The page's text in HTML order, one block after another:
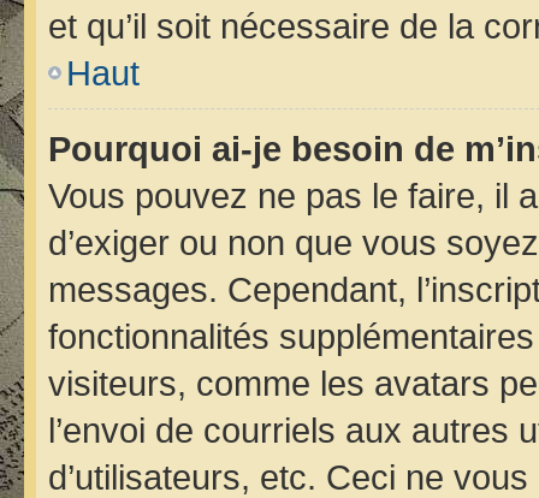
et qu’il soit nécessaire de la
Haut
Pourquoi ai-je besoin de
Vous pouvez ne pas le faire, il
d’exiger ou non que vous
messages. Cependant,
fonctionnalités
visiteurs, comme les avatars
l’envoi de courriels aux autres
d’utilisateurs, etc. Ceci ne